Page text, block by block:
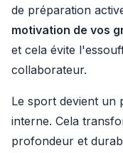
de préparation
motivation de vos
et cela évite
collaborateur.
Le sport devient un
interne. Cela
profondeur et